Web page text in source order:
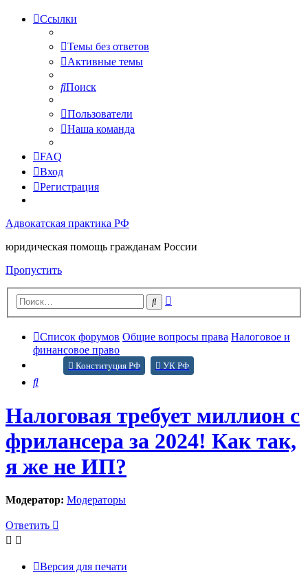
Ссылки
Темы без ответов
Активные темы
Поиск
Пользователи
Наша команда
FAQ
Вход
Регистрация
Адвокатская практика РФ
юридическая помощь гражданам России
Пропустить
Поиск
Список форумов Общие вопросы права Налоговое и
финансовое право
Конституция РФ УК РФ
Поиск
Налоговая требует миллион с
фрилансера за 2024! Как так,
я же не ИП?
Модератор: Модераторы
Ответить
Версия для печати